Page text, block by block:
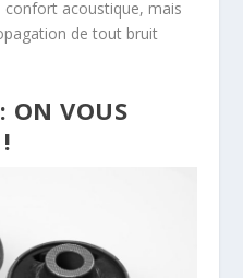
acoustique, mais
de tout bruit
ON VOUS